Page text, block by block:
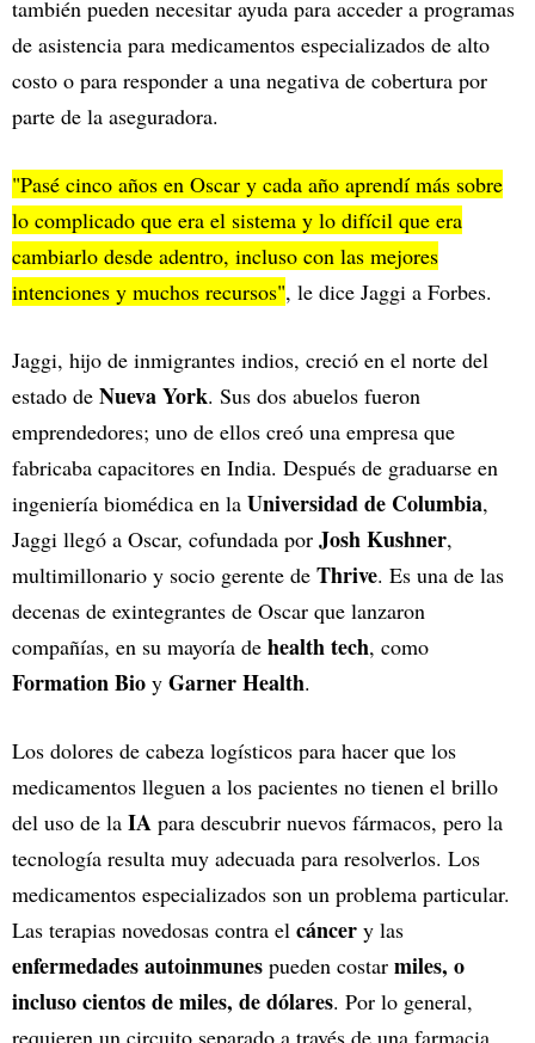
también pueden necesitar ayuda para acceder a programas
de asistencia para medicamentos especializados de alto
costo o para responder a una negativa de cobertura por
parte de la aseguradora.
"Pasé cinco años en Oscar y cada año aprendí más sobre
lo complicado que era el sistema y lo difícil que era
cambiarlo desde adentro, incluso con las mejores
intenciones y muchos recursos", le dice Jaggi a Forbes.
Jaggi, hijo de inmigrantes indios, creció en el norte del
estado de Nueva York. Sus dos abuelos fueron
emprendedores; uno de ellos creó una empresa que
fabricaba capacitores en India. Después de graduarse en
ingeniería biomédica en la Universidad de Columbia,
Jaggi llegó a Oscar, cofundada por Josh Kushner,
multimillonario y socio gerente de Thrive. Es una de las
decenas de exintegrantes de Oscar que lanzaron
compañías, en su mayoría de health tech, como
Formation Bio y Garner Health.
Los dolores de cabeza logísticos para hacer que los
medicamentos lleguen a los pacientes no tienen el brillo
del uso de la IA para descubrir nuevos fármacos, pero la
tecnología resulta muy adecuada para resolverlos. Los
medicamentos especializados son un problema particular.
Las terapias novedosas contra el cáncer y las
enfermedades autoinmunes pueden costar miles, o
incluso cientos de miles, de dólares. Por lo general,
requieren un circuito separado a través de una farmacia